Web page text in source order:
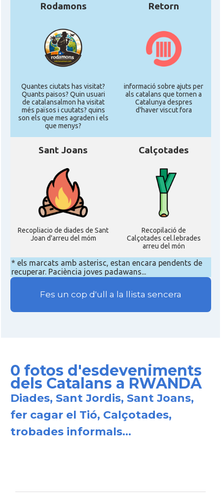
Rodamons
Quantes ciutats has visitat?
Quants paisos? Quin usuari
de catalansalmon ha visitat
més països i cuutats? quins
son els que mes agraden i els
que menys?
Retorn
informació sobre ajuts per
als catalans que tornen a
Catalunya despres
d'haver viscut fora
Sant Joans
Recopliacio de diades de Sant
Joan d'arreu del móm
Calçotades
Recopilació de
Calçotades cel.lebrades
arreu del món
* els marcats amb asterisc, estan encara pendents de
recuperar. Paciència joves padawans...
Fes un cop d'ull a la llista sencera
0 fotos d'esdeveniments
dels Catalans a RWANDA
Diades, Sant Jordis, Sant Joans,
fer cagar el Tió, Calçotades,
trobades informals...